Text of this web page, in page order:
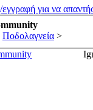
για να
Ποδολαγνεία >